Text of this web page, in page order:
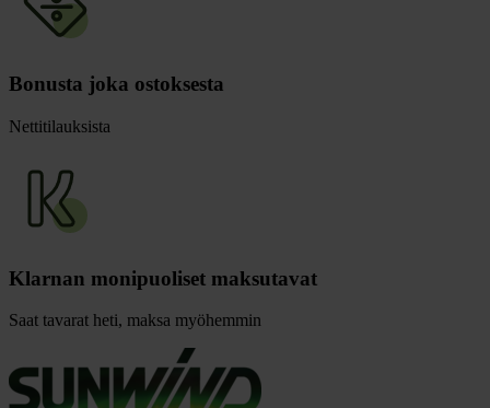
Bonusta joka ostoksesta
Nettitilauksista
Klarnan monipuoliset maksutavat
Saat tavarat heti, maksa myöhemmin